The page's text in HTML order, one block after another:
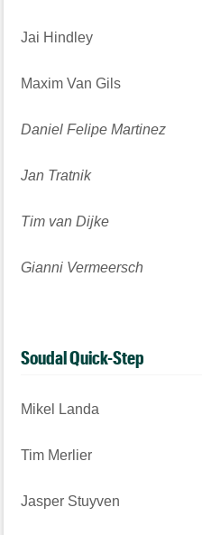
Jai Hindley
Maxim Van Gils
Daniel Felipe Martinez
Jan Tratnik
Tim van Dijke
Gianni Vermeersch
Soudal Quick-Step
Mikel Landa
Tim Merlier
Jasper Stuyven